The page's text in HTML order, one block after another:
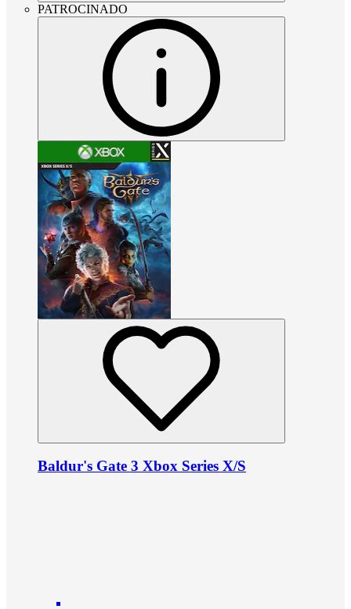
PATROCINADO
Baldur's Gate 3 Xbox Series X/S